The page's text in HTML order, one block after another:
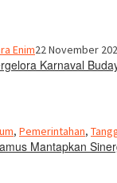
Enim22 November
Karnaval
, Pemerintahan,
Mantapkan